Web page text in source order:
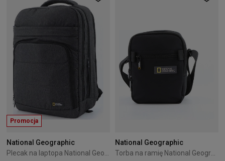
Promocja
National Geographic
National Geographic